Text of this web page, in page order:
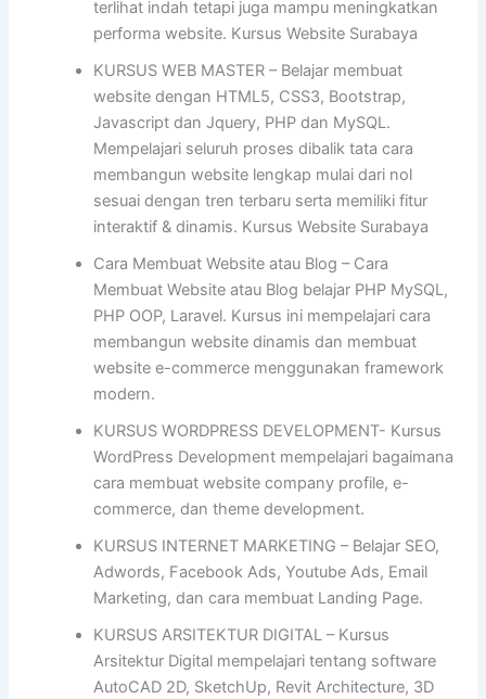
terlihat indah tetapi juga mampu meningkatkan
performa website. Kursus Website Surabaya
KURSUS WEB MASTER – Belajar membuat
website dengan HTML5, CSS3, Bootstrap,
Javascript dan Jquery, PHP dan MySQL.
Mempelajari seluruh proses dibalik tata cara
membangun website lengkap mulai dari nol
sesuai dengan tren terbaru serta memiliki fitur
interaktif & dinamis. Kursus Website Surabaya
Cara Membuat Website atau Blog – Cara
Membuat Website atau Blog belajar PHP MySQL,
PHP OOP, Laravel. Kursus ini mempelajari cara
membangun website dinamis dan membuat
website e-commerce menggunakan framework
modern.
KURSUS WORDPRESS DEVELOPMENT- Kursus
WordPress Development mempelajari bagaimana
cara membuat website company profile, e-
commerce, dan theme development.
KURSUS INTERNET MARKETING – Belajar SEO,
Adwords, Facebook Ads, Youtube Ads, Email
Marketing, dan cara membuat Landing Page.
KURSUS ARSITEKTUR DIGITAL – Kursus
Arsitektur Digital mempelajari tentang software
AutoCAD 2D, SketchUp, Revit Architecture, 3D